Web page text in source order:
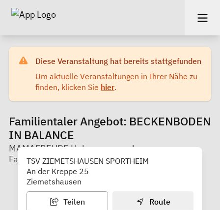
Diese Veranstaltung hat bereits stattgefunden
Um aktuelle Veranstaltungen in Ihrer Nähe zu
finden, klicken Sie hier.
Familientaler Angebot: BECKENBODEN
IN BALANCE
MAMAFREUDE Hebammen und
Familienbegleitung
TSV ZIEMETSHAUSEN SPORTHEIM
An der Kreppe 25
Ziemetshausen
Teilen Route